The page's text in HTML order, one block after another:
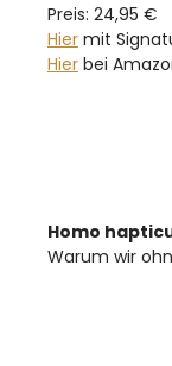
Preis: 24,95 €
Hier mit
Hier bei
Homo
Warum wir